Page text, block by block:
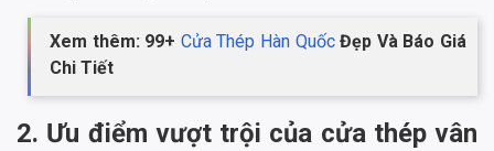
Xem thêm: 99+ Cửa Thép Hàn QuốcĐẹp Và Báo Giá
Chi Tiết
2. Ưu điểm vượt trội của cửa thép vân